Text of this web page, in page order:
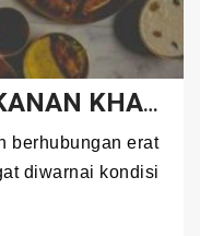
BUNGA RAMPAI MAKANAN KHAS MALANG
berhubungan erat
diwarnai kondisi